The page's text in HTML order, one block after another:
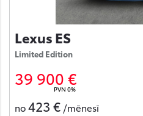
Lexus ES
Limited Edition
39 900 €
PVN 0%
no423 € /mēnesī